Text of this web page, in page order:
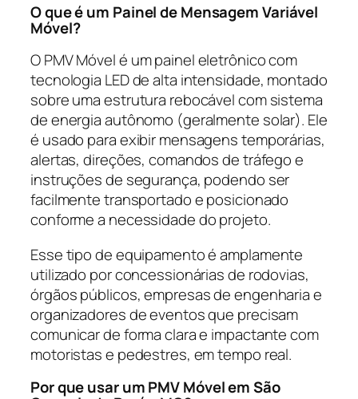
O que é um Painel de Mensagem Variável
Móvel?
O PMV Móvel é um painel eletrônico com
tecnologia LED de alta intensidade, montado
sobre uma estrutura rebocável com sistema
de energia autônomo (geralmente solar). Ele
é usado para exibir mensagens temporárias,
alertas, direções, comandos de tráfego e
instruções de segurança, podendo ser
facilmente transportado e posicionado
conforme a necessidade do projeto.
Esse tipo de equipamento é amplamente
utilizado por concessionárias de rodovias,
órgãos públicos, empresas de engenharia e
organizadores de eventos que precisam
comunicar de forma clara e impactante com
motoristas e pedestres, em tempo real.
Por que usar um PMV Móvel em São